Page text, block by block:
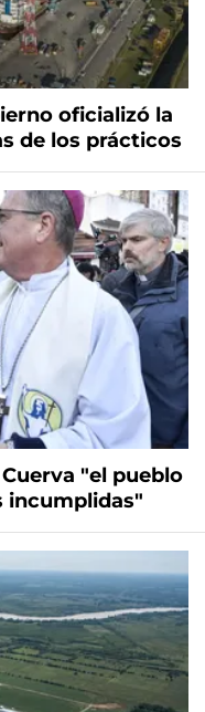
oficializó la
de los prácticos
"el pueblo
incumplidas"